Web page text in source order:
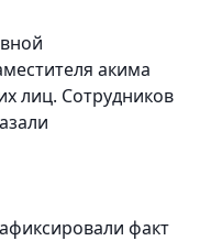
акима
лиц. Сотрудников
факт